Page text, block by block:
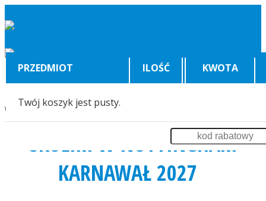
PRZEDMIOT ILOŚĆ KWOTA
Twój koszyk jest pusty.
Wyświetlenia:6550
SKOLIM W NOTTINGHAM
KARNAWAŁ 2027